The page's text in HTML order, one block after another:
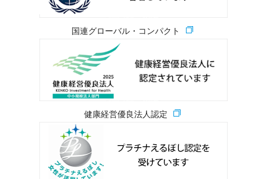
国連グローバル・コンパクト
健康経営優良法人認定